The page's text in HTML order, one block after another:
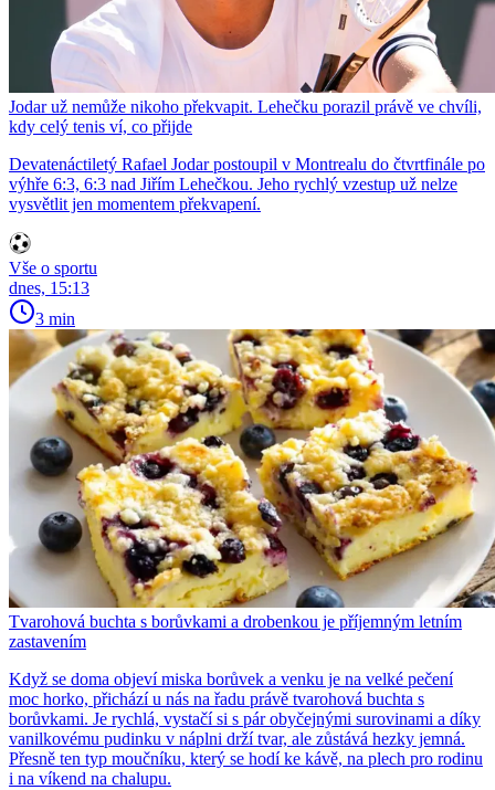
Jodar už nemůže nikoho překvapit. Lehečku porazil právě ve chvíli,
kdy celý tenis ví, co přijde
Devatenáctiletý Rafael Jodar postoupil v Montrealu do čtvrtfinále po
výhře 6:3, 6:3 nad Jiřím Lehečkou. Jeho rychlý vzestup už nelze
vysvětlit jen momentem překvapení.
Vše o sportu
dnes, 15:13
3 min
Tvarohová buchta s borůvkami a drobenkou je příjemným letním
zastavením
Když se doma objeví miska borůvek a venku je na velké pečení
moc horko, přichází u nás na řadu právě tvarohová buchta s
borůvkami. Je rychlá, vystačí si s pár obyčejnými surovinami a díky
vanilkovému pudinku v náplni drží tvar, ale zůstává hezky jemná.
Přesně ten typ moučníku, který se hodí ke kávě, na plech pro rodinu
i na víkend na chalupu.